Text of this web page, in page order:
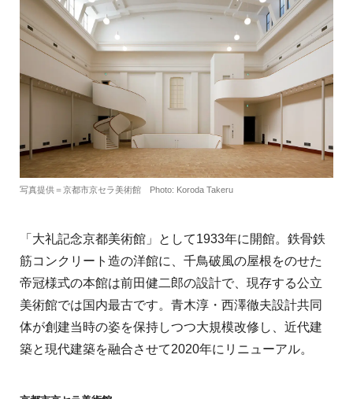
写真提供＝京都市京セラ美術館 Photo: Koroda Takeru
「大礼記念京都美術館」として1933年に開館。鉄骨鉄
筋コンクリート造の洋館に、千鳥破風の屋根をのせた
帝冠様式の本館は前田健二郎の設計で、現存する公立
美術館では国内最古です。青木淳・西澤徹夫設計共同
体が創建当時の姿を保持しつつ大規模改修し、近代建
築と現代建築を融合させて2020年にリニューアル。